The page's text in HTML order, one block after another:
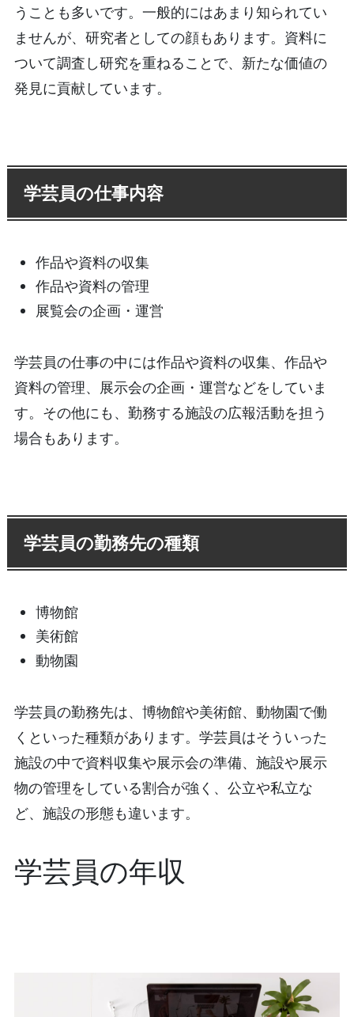
うことも多いです。一般的にはあまり知られてい
ませんが、研究者としての顔もあります。資料に
ついて調査し研究を重ねることで、新たな価値の
発見に貢献しています。
学芸員の仕事内容
作品や資料の収集
作品や資料の管理
展覧会の企画・運営
学芸員の仕事の中には作品や資料の収集、作品や
資料の管理、展示会の企画・運営などをしていま
す。その他にも、勤務する施設の広報活動を担う
場合もあります。
学芸員の勤務先の種類
博物館
美術館
動物園
学芸員の勤務先は、博物館や美術館、動物園で働
くといった種類があります。学芸員はそういった
施設の中で資料収集や展示会の準備、施設や展示
物の管理をしている割合が強く、公立や私立な
ど、施設の形態も違います。
学芸員の年収